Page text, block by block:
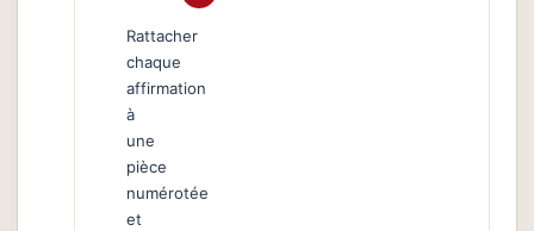
Rattacher
chaque
affirmation
à
une
pièce
numérotée
et